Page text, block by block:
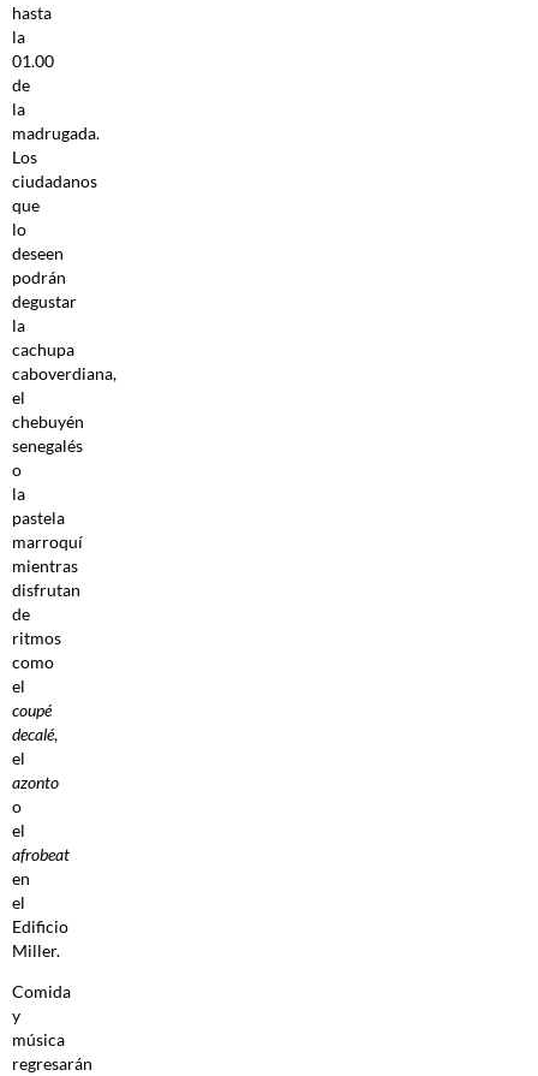
hasta
la
01.00
de
la
madrugada.
Los
ciudadanos
que
lo
deseen
podrán
degustar
la
cachupa
caboverdiana,
el
chebuyén
senegalés
o
la
pastela
marroquí
mientras
disfrutan
de
ritmos
como
el
coupé
decalé,
el
azonto
o
el
afrobeat
en
el
Edificio
Miller.
Comida
y
música
regresarán